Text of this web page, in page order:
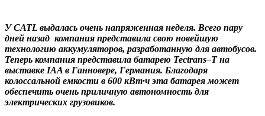
У CATL выдалась очень напряженная неделя. Всего пару
дней назад компания представила свою новейшую
технологию аккумуляторов, разработанную для автобусов.
Теперь компания представила батарею Tectrans–T на
выставке IAA в Ганновере, Германия. Благодаря
колоссальной емкости в 600 кВт·ч эта батарея может
обеспечить очень приличную автономность для
электрических грузовиков.